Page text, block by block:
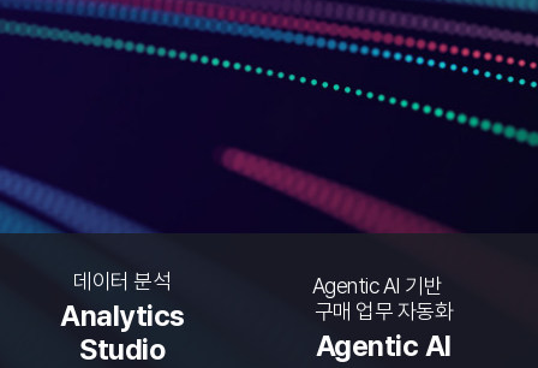
데이터 분석
Analytics
Studio
Agentic AI 기반
구매 업무 자동화
Agentic AI